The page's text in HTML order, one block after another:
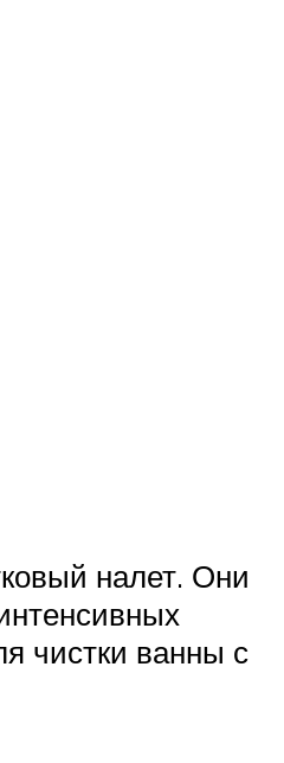
налет. Они
чистки ванны с